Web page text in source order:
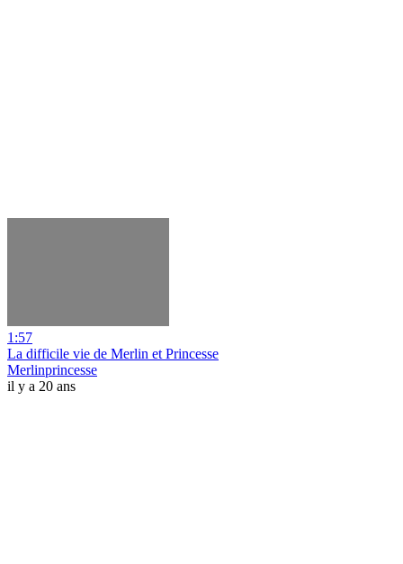
1:57
La difficile vie de Merlin et Princesse
Merlinprincesse
il y a 20 ans